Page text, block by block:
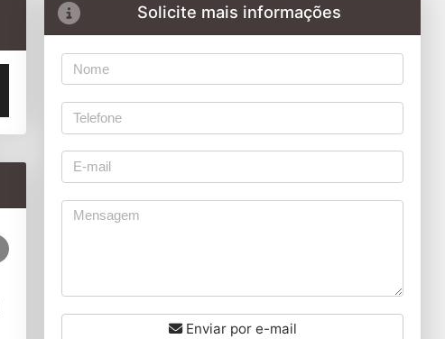
Solicite mais informações
Enviar por e-mail